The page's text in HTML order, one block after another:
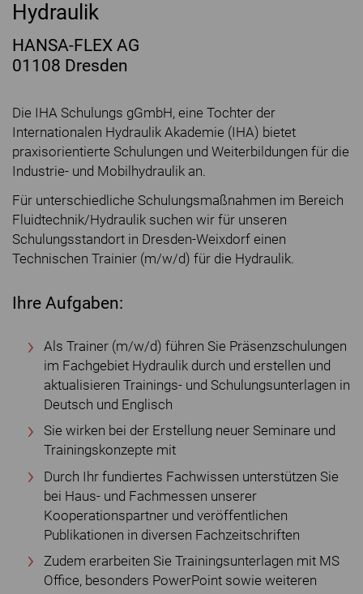
Hydraulik
HANSA-FLEX AG
01108 Dresden
Die IHA Schulungs gGmbH, eine Tochter der
Internationalen Hydraulik Akademie (IHA) bietet
praxisorientierte Schulungen und Weiterbildungen für die
Industrie- und Mobilhydraulik an.
Für unterschiedliche Schulungsmaßnahmen im Bereich
Fluidtechnik/Hydraulik suchen wir für unseren
Schulungsstandort in Dresden-Weixdorf einen
Technischen Trainier (m/w/d) für die Hydraulik.
Ihre Aufgaben:
Als Trainer (m/w/d) führen Sie Präsenzschulungen
im Fachgebiet Hydraulik durch und erstellen und
aktualisieren Trainings- und Schulungsunterlagen in
Deutsch und Englisch
Sie wirken bei der Erstellung neuer Seminare und
Trainingskonzepte mit
Durch Ihr fundiertes Fachwissen unterstützen Sie
bei Haus- und Fachmessen unserer
Kooperationspartner und veröffentlichen
Publikationen in diversen Fachzeitschriften
Zudem erarbeiten Sie Trainingsunterlagen mit MS
Office, besonders PowerPoint sowie weiteren